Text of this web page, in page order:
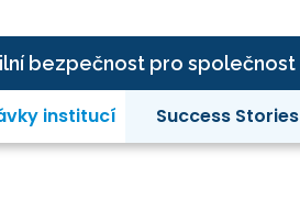
bezpečnost pro společnost
institucí Success Stories